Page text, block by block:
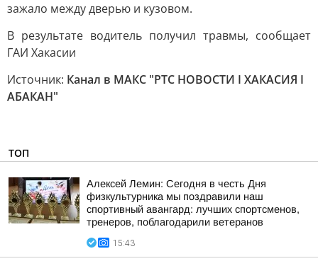
зажало между дверью и кузовом.
В результате водитель получил травмы, сообщает
ГАИ Хакасии
Источник: Канал в МАКС "РТС НОВОСТИ I ХАКАСИЯ I
АБАКАН"
ТОП
Алексей Лемин: Сегодня в честь Дня
физкультурника мы поздравили наш
спортивный авангард: лучших спортсменов,
тренеров, поблагодарили ветеранов
15:43